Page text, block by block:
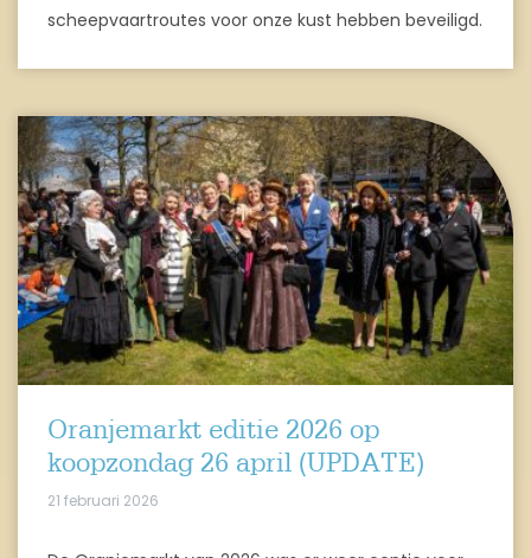
scheepvaartroutes voor onze kust hebben beveiligd.
Oranjemarkt editie 2026 op
koopzondag 26 april (UPDATE)
21 februari 2026